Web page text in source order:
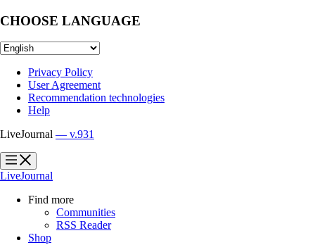
CHOOSE LANGUAGE
Privacy Policy
User Agreement
Recommendation technologies
Help
LiveJournal — v.931
?
?
LiveJournal
Find more
Communities
RSS Reader
Shop